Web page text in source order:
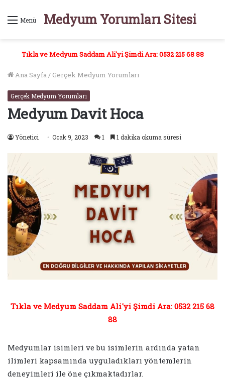
Menü Medyum Yorumları Sitesi
Tıkla ve Medyum Saddam Ali'yi Şimdi Ara: 0532 215 68 88
Ana Sayfa/ Gerçek Medyum Yorumları
Gerçek Medyum Yorumları
Medyum Davit Hoca
Yönetici Ocak 9, 2023 1 1 dakika okuma süresi
Tıkla ve Medyum Saddam Ali'yi Şimdi Ara: 0532 215 68
88
Medyumlar isimleri ve bu isimlerin ardında yatan
ilimleri kapsamında uyguladıkları yöntemlerin
deneyimleri ile öne çıkmaktadırlar.